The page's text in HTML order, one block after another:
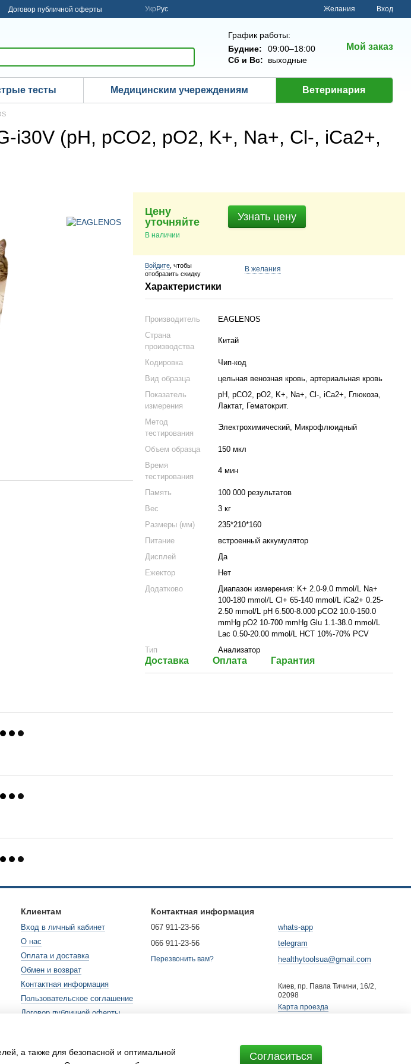
Договор публичной оферты Укр Рус Желания Вход
График работы:
Будние:
09:00–18:00
Сб и Вс:
выходные
Мой заказ
тесты Медицинским учереждениям Ветеринария
i30V (pH, pCO2, pO2, K+, Na+, Cl-, iCa2+,
Цену
уточняйте
В наличии
Узнать цену
Войдите , чтобы
отобразить скидку
В желания
Характеристики
Производитель
EAGLENOS
Страна
производства
Китай
Кодировка
Чип-код
Вид образца
цельная венозная кровь, артериальная кровь
Показатель
измерения
pH, pCO2, pO2, K+, Na+, Cl-, iCa2+, Глюкоза,
Лактат, Гематокрит.
Метод
тестирования
Электрохимический, Микрофлюидный
Объем образца
150 мкл
Время
тестирования
4 мин
Память
100 000 результатов
Вес
3 кг
Размеры (мм)
235*210*160
Питание
встроенный аккумулятор
Дисплей
Да
Ежектор
Нет
Додатково
Диапазон измерения: K+ 2.0-9.0 mmol/L Na+
100-180 mmol/L Cl+ 65-140 mmol/L iCa2+ 0.25-
2.50 mmol/L pH 6.500-8.000 pCO2 10.0-150.0
mmHg pO2 10-700 mmHg Glu 1.1-38.0 mmol/L
Lac 0.50-20.00 mmol/L HCT 10%-70% PCV
Тип
Анализатор
Доставка Оплата Гарантия
Клиентам
Вход в личный кабинет
О нас
Оплата и доставка
Обмен и возврат
Контактная информация
Пользовательское соглашение
Договор публичной оферты
Контактная информация
067 911-23-56
066 911-23-56
Перезвонить вам?
whats-app
telegram
healthytoolsua@gmail.com
Киев, пр. Павла Тичини, 16/2,
02098
Карта проезда
а также для безопасной и оптимальной
Согласиться